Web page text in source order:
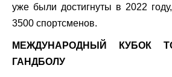
уже были достигнуты в 2022
3500 спортсменов.
МЕЖДУНАРОДНЫЙ КУБОК
ГАНДБОЛУ